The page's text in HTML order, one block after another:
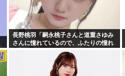
長野桃羽「嗣永桃子さんと道重さゆみ
さんに憧れているので、ふたりの憧れ
の部分をぎゅっと集めた存在になり